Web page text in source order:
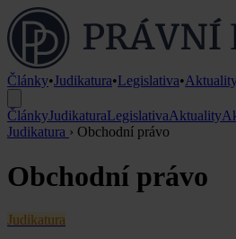
Články•Judikatura•Legislativa•
ČlánkyJudikaturaLegislativaAktuality
Judikatura › Obchodní právo
Obchodní právo
Judikatura